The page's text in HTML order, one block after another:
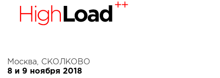
Москва, СКОЛКОВО
8 и 9 ноября 2018